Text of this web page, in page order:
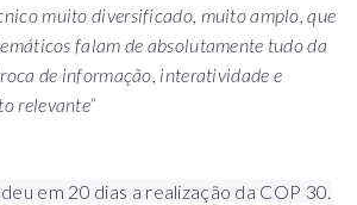
muito diversificado, muito amplo, que
falam de absolutamente tudo da
de informação, interatividade e
relevante”
em 20 dias a realização da COP 30.